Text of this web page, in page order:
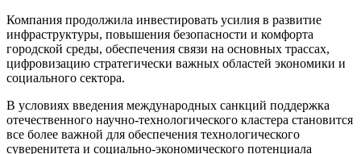
Компания продолжила инвестировать усилия в развитие
инфраструктуры, повышения безопасности и комфорта
городской среды, обеспечения связи на основных трассах,
цифровизацию стратегически важных областей экономики и
социального сектора.
В условиях введения международных санкций поддержка
отечественного научно-технологического кластера становится
все более важной для обеспечения технологического
суверенитета и социально-экономического потенциала